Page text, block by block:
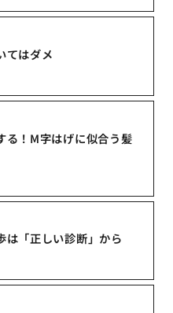
てはダメ
る！M字はげに似合う髪
は「正しい診断」から